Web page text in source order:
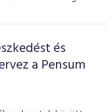
és
a Pensum